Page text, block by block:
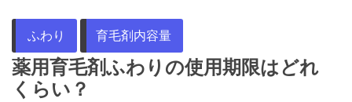
ふわり 育毛剤内容量
薬用育毛剤ふわりの使用期限はどれ
くらい？